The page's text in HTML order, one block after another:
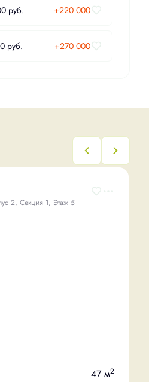
руб. +220 000
руб. +270 000
2, Секция 1, Этаж 5
47 м2